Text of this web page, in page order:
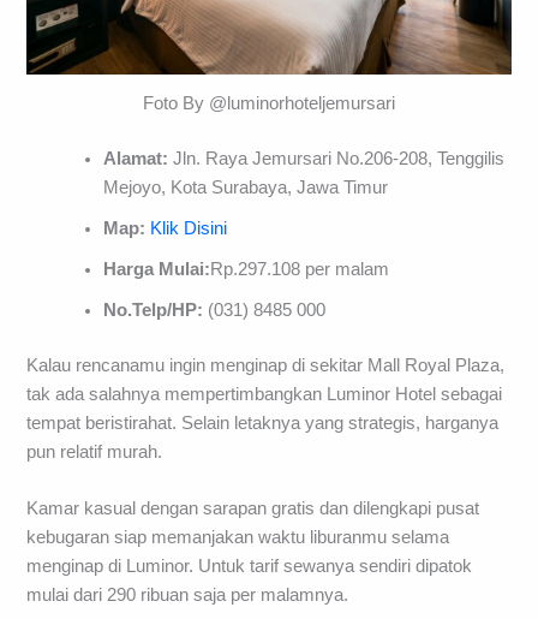
Foto By @luminorhoteljemursari
Alamat: Jln. Raya Jemursari No.206-208, Tenggilis
Mejoyo, Kota Surabaya, Jawa Timur
Map: Klik Disini
Harga Mulai:Rp.297.108 per malam
No.Telp/HP: (031) 8485 000
Kalau rencanamu ingin menginap di sekitar Mall Royal Plaza,
tak ada salahnya mempertimbangkan Luminor Hotel sebagai
tempat beristirahat. Selain letaknya yang strategis, harganya
pun relatif murah.
Kamar kasual dengan sarapan gratis dan dilengkapi pusat
kebugaran siap memanjakan waktu liburanmu selama
menginap di Luminor. Untuk tarif sewanya sendiri dipatok
mulai dari 290 ribuan saja per malamnya.